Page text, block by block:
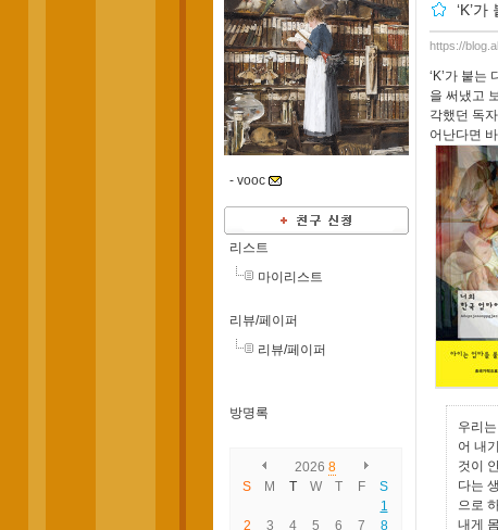
- vooc
리스트
마이리스트
리뷰/페이퍼
리뷰/페이퍼
방명록
2026 8
S
M T W T F
S
1
2
3 4 5 6 7
8
‘K’
https://
‘K’가 붙는
을 써냈고
각했던 독
어난다면
우리
어 내
것이
다는
으로
내게